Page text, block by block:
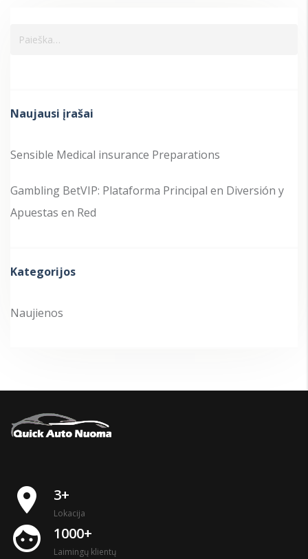
Naujausi įrašai
Sensible Medical insurance Preparations
Gambling BetVIP: Plataforma Principal en Diversión y
Apuestas en Red
Kategorijos
Naujienos
place 3+
Lokacija
face 1000+
Laimingų klientų